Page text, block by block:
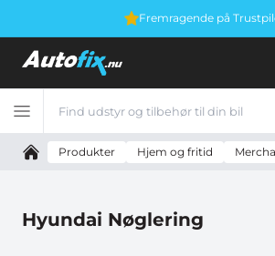
Fremragende på
Produkter Hjem og fritid
Hyundai Nøglering